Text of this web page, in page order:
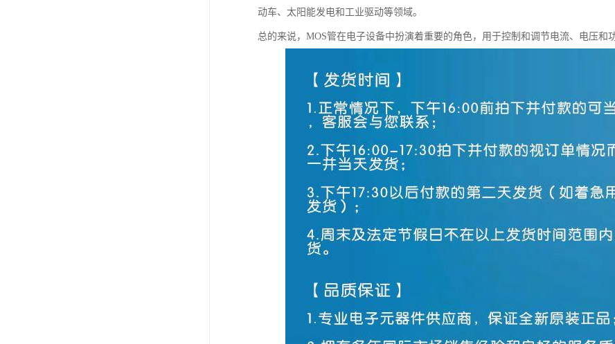
动车、太阳能发电和工业驱动等领域。
总的来说，MOS管在电子设备中扮演着重要的角色，用于控制和调节电流、电压和